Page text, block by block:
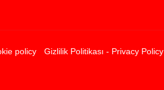
policy Gizlilik Politikası - Privacy Policy